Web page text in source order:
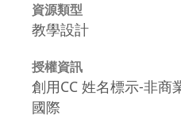
資源類型
教學設計
授權資訊
創用CC 姓名標示-非商
國際